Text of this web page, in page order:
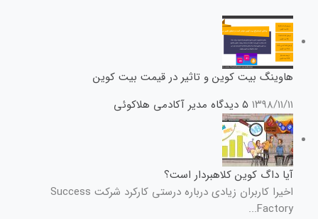
هاوینگ بیت کوین و تاثیر در قیمت بیت کوین
۱۳۹۸/۱۱/۱۱ ۵ دیدگاه مدیر آکادمی هلاکوئی
آیا داگ کوین کلاهبردار است؟
اخیرا کاربران زیادی درباره درستی کارکرد شرکت Success
Factory...